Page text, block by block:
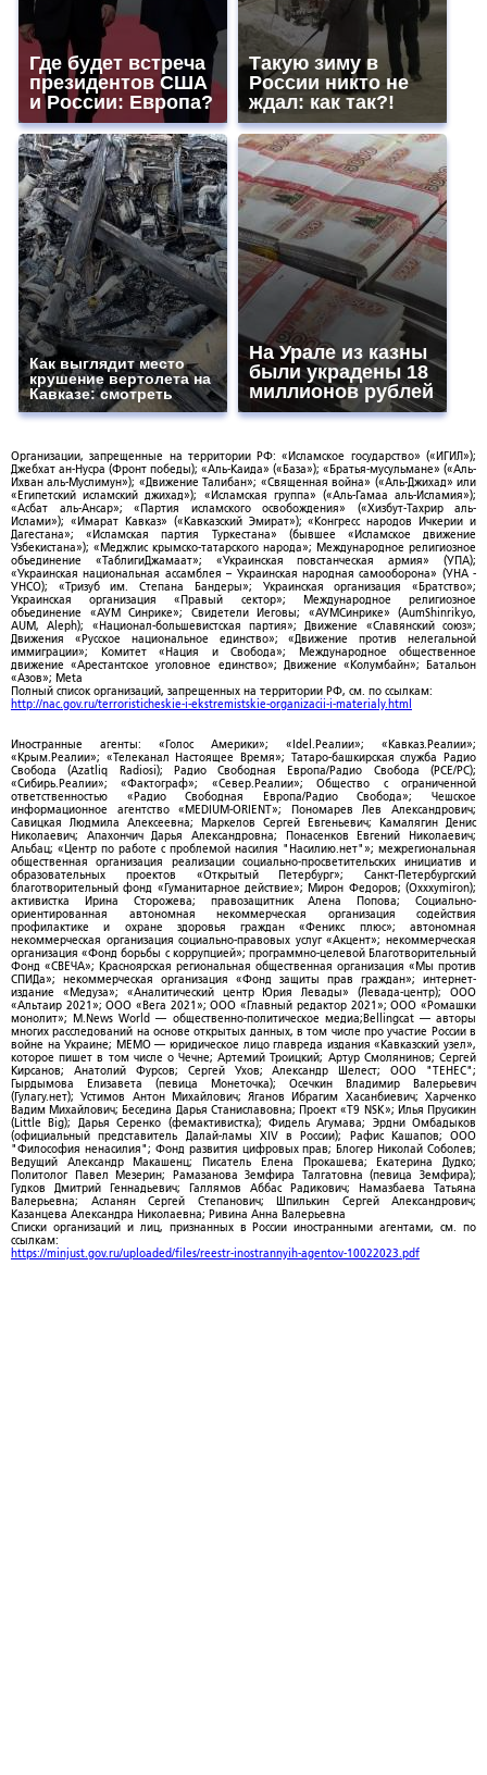
Где будет встреча
президентов США
и России: Европа?
Такую зиму в
России никто не
ждал: как так?!
Как выглядит место
крушение вертолета на
Кавказе: смотреть
На Урале из казны
были украдены 18
миллионов рублей
Организации, запрещенные на территории РФ: «Исламское государство» («ИГИЛ»);
Джебхат ан-Нусра (Фронт победы); «Аль-Каида» («База»); «Братья-мусульмане» («Аль-
Ихван аль-Муслимун»); «Движение Талибан»; «Священная война» («Аль-Джихад» или
«Египетский исламский джихад»); «Исламская группа» («Аль-Гамаа аль-Исламия»);
«Асбат аль-Ансар»; «Партия исламского освобождения» («Хизбут-Тахрир аль-
Ислами»); «Имарат Кавказ» («Кавказский Эмират»); «Конгресс народов Ичкерии и
Дагестана»; «Исламская партия Туркестана» (бывшее «Исламское движение
Узбекистана»); «Меджлис крымско-татарского народа»; Международное религиозное
объединение «ТаблигиДжамаат»; «Украинская повстанческая армия» (УПА);
«Украинская национальная ассамблея – Украинская народная самооборона» (УНА -
УНСО); «Тризуб им. Степана Бандеры»; Украинская организация «Братство»;
Украинская организация «Правый сектор»; Международное религиозное
объединение «АУМ Синрике»; Свидетели Иеговы; «АУМСинрике» (AumShinrikyo,
AUM, Aleph); «Национал-большевистская партия»; Движение «Славянский союз»;
Движения «Русское национальное единство»; «Движение против нелегальной
иммиграции»; Комитет «Нация и Свобода»; Международное общественное
движение «Арестантское уголовное единство»; Движение «Колумбайн»; Батальон
«Азов»; Meta
Полный список организаций, запрещенных на территории РФ, см. по ссылкам:
http://nac.gov.ru/terroristicheskie-i-ekstremistskie-organizacii-i-materialy.html
Иностранные агенты: «Голос Америки»; «Idel.Реалии»; «Кавказ.Реалии»;
«Крым.Реалии»; «Телеканал Настоящее Время»; Татаро-башкирская служба Радио
Свобода (Azatliq Radiosi); Радио Свободная Европа/Радио Свобода (PCE/PC);
«Сибирь.Реалии»; «Фактограф»; «Север.Реалии»; Общество с ограниченной
ответственностью «Радио Свободная Европа/Радио Свобода»; Чешское
информационное агентство «MEDIUM-ORIENT»; Пономарев Лев Александрович;
Савицкая Людмила Алексеевна; Маркелов Сергей Евгеньевич; Камалягин Денис
Николаевич; Апахончич Дарья Александровна; Понасенков Евгений Николаевич;
Альбац; «Центр по работе с проблемой насилия "Насилию.нет"»; межрегиональная
общественная организация реализации социально-просветительских инициатив и
образовательных проектов «Открытый Петербург»; Санкт-Петербургский
благотворительный фонд «Гуманитарное действие»; Мирон Федоров; (Oxxxymiron);
активистка Ирина Сторожева; правозащитник Алена Попова; Социально-
ориентированная автономная некоммерческая организация содействия
профилактике и охране здоровья граждан «Феникс плюс»; автономная
некоммерческая организация социально-правовых услуг «Акцент»; некоммерческая
организация «Фонд борьбы с коррупцией»; программно-целевой Благотворительный
Фонд «СВЕЧА»; Красноярская региональная общественная организация «Мы против
СПИДа»; некоммерческая организация «Фонд защиты прав граждан»; интернет-
издание «Медуза»; «Аналитический центр Юрия Левады» (Левада-центр); ООО
«Альтаир 2021»; ООО «Вега 2021»; ООО «Главный редактор 2021»; ООО «Ромашки
монолит»; M.News World — общественно-политическое медиа;Bellingcat — авторы
многих расследований на основе открытых данных, в том числе про участие России в
войне на Украине; МЕМО — юридическое лицо главреда издания «Кавказский узел»,
которое пишет в том числе о Чечне; Артемий Троицкий; Артур Смолянинов; Сергей
Кирсанов; Анатолий Фурсов; Сергей Ухов; Александр Шелест; ООО "ТЕНЕС";
Гырдымова Елизавета (певица Монеточка); Осечкин Владимир Валерьевич
(Гулагу.нет); Устимов Антон Михайлович; Яганов Ибрагим Хасанбиевич; Харченко
Вадим Михайлович; Беседина Дарья Станиславовна; Проект «T9 NSK»; Илья Прусикин
(Little Big); Дарья Серенко (фемактивистка); Фидель Агумава; Эрдни Омбадыков
(официальный представитель Далай-ламы XIV в России); Рафис Кашапов; ООО
"Философия ненасилия"; Фонд развития цифровых прав; Блогер Николай Соболев;
Ведущий Александр Макашенц; Писатель Елена Прокашева; Екатерина Дудко;
Политолог Павел Мезерин; Рамазанова Земфира Талгатовна (певица Земфира);
Гудков Дмитрий Геннадьевич; Галлямов Аббас Радикович; Намазбаева Татьяна
Валерьевна; Асланян Сергей Степанович; Шпилькин Сергей Александрович;
Казанцева Александра Николаевна; Ривина Анна Валерьевна
Списки организаций и лиц, признанных в России иностранными агентами, см. по
ссылкам:
https://minjust.gov.ru/uploaded/files/reestr-inostrannyih-agentov-10022023.pdf